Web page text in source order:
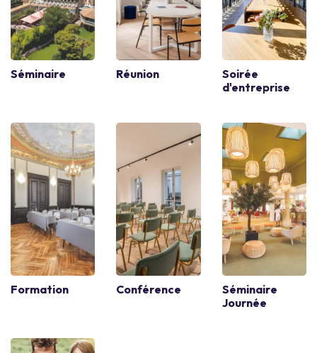
Séminaire Réunion
Soirée
d'entreprise
Formation Conférence
Séminaire
Journée